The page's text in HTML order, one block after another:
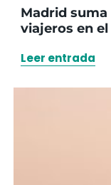
Madrid suma
viajeros en
Leer entrada